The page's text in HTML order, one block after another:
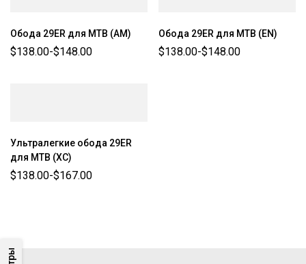
Обода 29ER для MTB (AM)
$138.00-$148.00
Обода 29ER для MTB (EN)
$138.00-$148.00
Ультралегкие обода 29ER
для MTB (XC)
$138.00-$167.00